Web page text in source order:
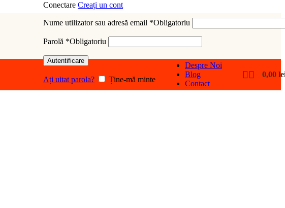
Conectare Creați un cont
Nume utilizator sau adresă email *Obligatoriu
Parolă *Obligatoriu
Autentificare
Ați uitat parola? Ține-mă minte
Despre Noi
Blog
Contact
0,00